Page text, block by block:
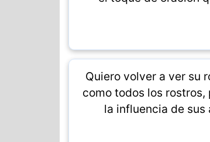
Quiero volver a ver su
como todos los
la influencia de sus